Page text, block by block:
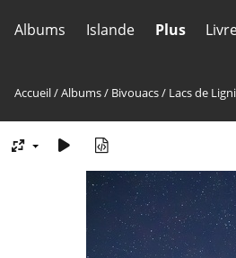
Albums Islande Plus
Accueil/Albums/ Bivouacs/ Lacs de